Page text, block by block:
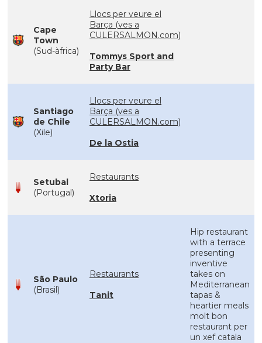
Cape
Town
(Sud-àfrica)
Llocs per veure el
Barça (ves a
CULERSALMON.com)
Tommys Sport and
Party Bar
Santiago
de Chile
(Xile)
Llocs per veure el
Barça (ves a
CULERSALMON.com)
De la Ostia
Setubal
(Portugal)
Restaurants
Xtoria
São Paulo
(Brasil)
Restaurants
Tanit
Hip restaurant
with a terrace
presenting
inventive
takes on
Mediterranean
tapas &
heartier meals
molt bon
restaurant per
un xef catala